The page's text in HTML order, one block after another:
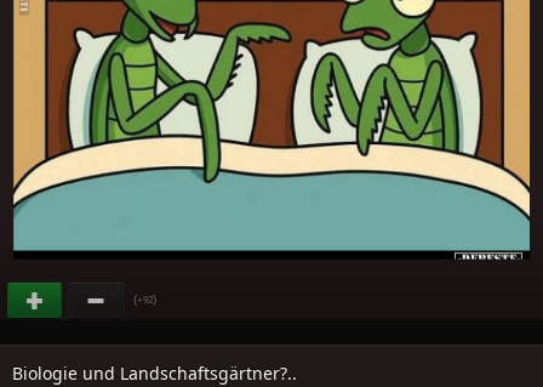
(+92)
Biologie und Landschaftsgärtner?..